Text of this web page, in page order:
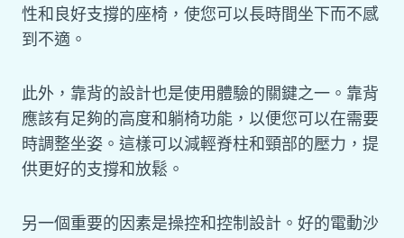
性和良好支撐的座椅，使您可以長時間坐下而不感
到不適。
此外，靠背的設計也是使用體驗的關鍵之一。靠背
應該有足夠的高度和躺椅功能，以便您可以在需要
時調整坐姿。這樣可以減輕脊柱和頸部的壓力，提
供更好的支撐和放鬆。
另一個重要的因素是操控和控制設計。好的電動沙